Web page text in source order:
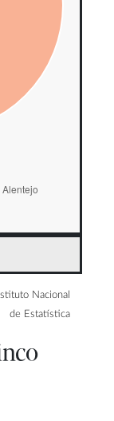
Nacional
de Estatística